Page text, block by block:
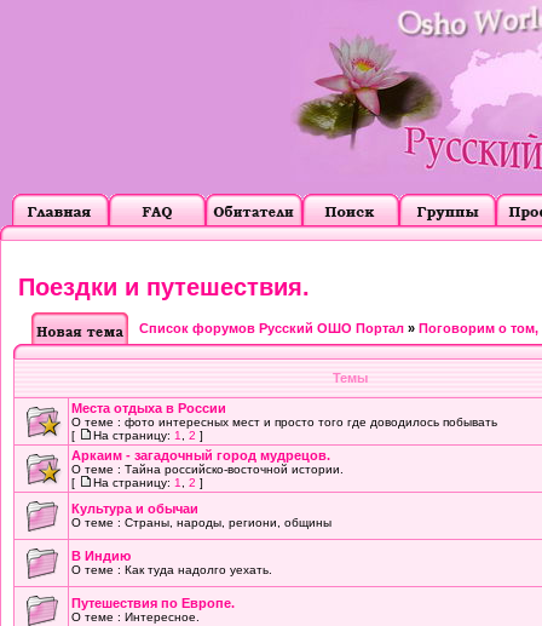
Поездки и путешествия.
Список форумов Русский ОШО Портал » Поговорим о том,
Темы
Места отдыха в России
О теме : фото интересных мест и просто того где доводилось побывать
[
На страницу: 1 2 ]
Аркаим - загадочный город мудрецов.
О теме : Тайна российско-восточной истории.
[
На страницу: 1 2 ]
Культура и обычаи
О теме : Страны, народы, региони, общины
В Индию
О теме : Как туда надолго уехать.
Путешествия по Европе.
О теме : Интересное.